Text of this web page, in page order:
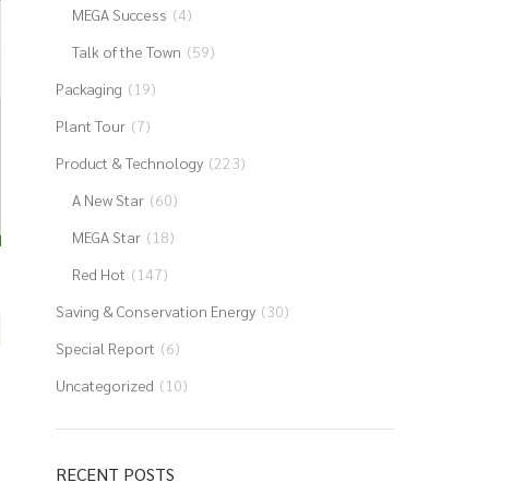
MEGA Success (4)
Talk of the Town (59)
Packaging (19)
Plant Tour (7)
Product & Technology (223)
A New Star (60)
MEGA Star (18)
Red Hot (147)
Saving & Conservation Energy (30)
Special Report (6)
Uncategorized (10)
RECENT POSTS